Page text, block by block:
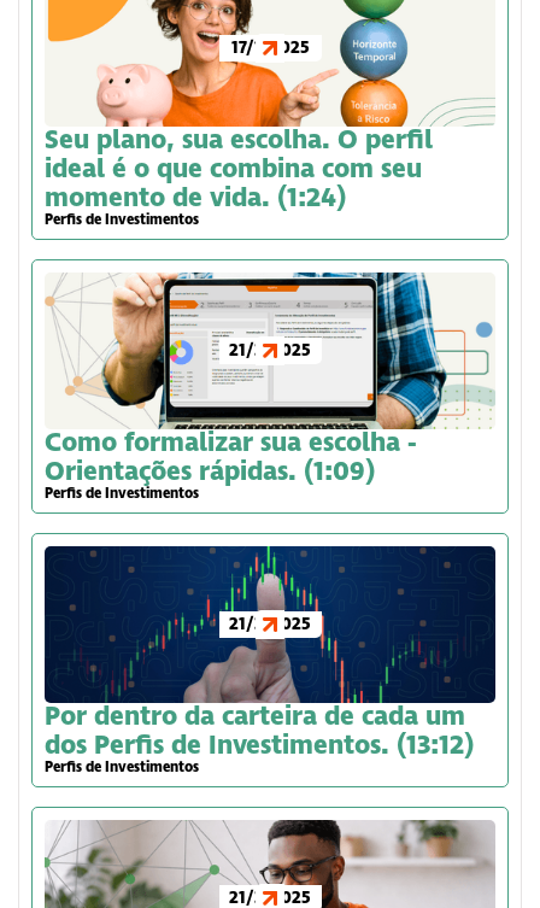
17/1/2025
Seu plano, sua escolha. O perfil
ideal é o que combina com seu
momento de vida. (1:24)
Perfis de Investimentos
21/3/2025
Como formalizar sua escolha -
Orientações rápidas. (1:09)
Perfis de Investimentos
21/3/2025
Por dentro da carteira de cada um
dos Perfis de Investimentos. (13:12)
Perfis de Investimentos
21/3/2025